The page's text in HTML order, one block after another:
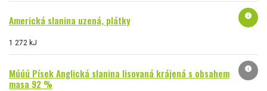
Americká slanina uzená, plátky
1 272 kJ
info
Múúú Písek Anglická slanina lisovaná krájená s obsahem
masa 92 %
info